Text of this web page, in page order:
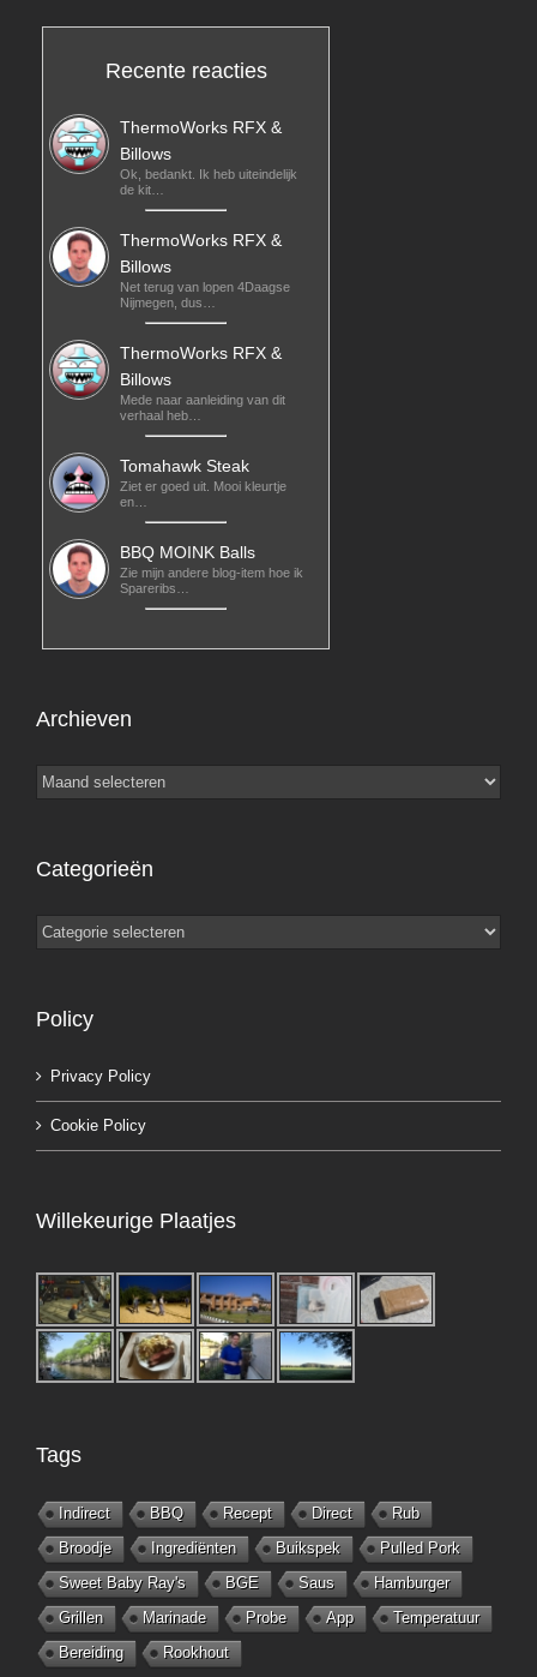
Recente reacties
ThermoWorks RFX &
Billows
Ok, bedankt. Ik heb uiteindelijk
de kit…
ThermoWorks RFX &
Billows
Net terug van lopen 4Daagse
Nijmegen, dus…
ThermoWorks RFX &
Billows
Mede naar aanleiding van dit
verhaal heb…
Tomahawk Steak
Ziet er goed uit. Mooi kleurtje
en…
BBQ MOINK Balls
Zie mijn andere blog-item hoe ik
Spareribs…
Archieven
Archieven
Categorieën
Categorieën
Policy
Privacy Policy
Cookie Policy
Willekeurige Plaatjes
Tags
Indirect BBQ Recept Direct
Rub
Broodje
Ingrediënten Buikspek
Pulled Pork
Sweet Baby Ray's
BGE Saus
Hamburger
Grillen
Marinade Probe App
Temperatuur
Bereiding
Rookhout